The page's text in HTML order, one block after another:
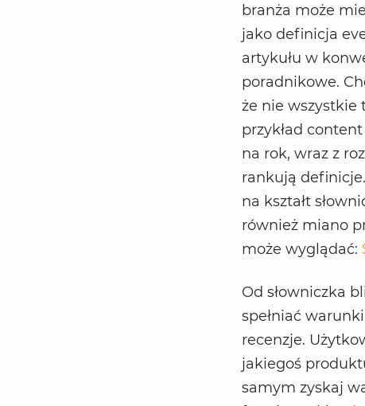
branża może
jako definicja
artykułu w
poradnikowe.
że nie wszystkie
przykład
na rok, wraz z
rankują
na kształt
również miano
może wyglądać:
Od słowniczka
spełniać
recenzje.
jakiegoś
samym zyskaj